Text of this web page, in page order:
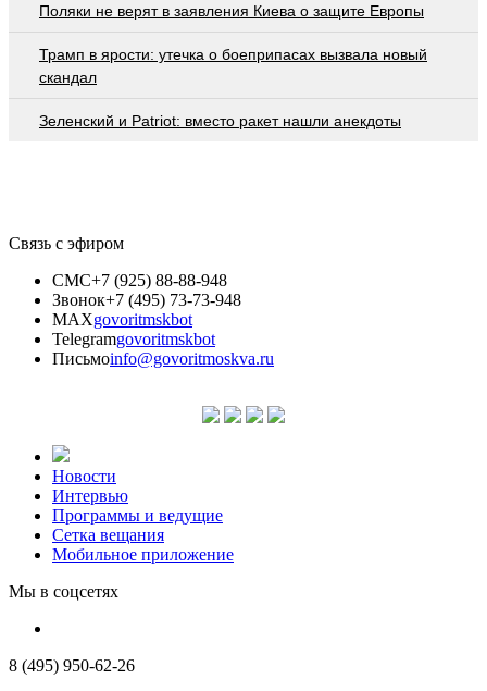
Поляки не верят в заявления Киева о защите Европы
Трамп в ярости: утечка о боеприпасах вызвала новый
скандал
Зеленский и Patriot: вместо ракет нашли анекдоты
Связь с эфиром
СМС+7 (925) 88-88-948
Звонок+7 (495) 73-73-948
MAXgovoritmskbot
Telegramgovoritmskbot
Письмоinfo@govoritmoskva.ru
Новости
Интервью
Программы и ведущие
Сетка вещания
Мобильное приложение
Мы в соцсетях
8 (495) 950-62-26